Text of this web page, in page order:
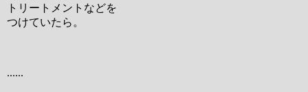
トリートメントなどを
つけていたら。
......